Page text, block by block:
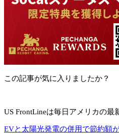
この記事が気に入りましたか？
US FrontLineは毎日アメリカの最
EVと太陽光発電の併用で節約額